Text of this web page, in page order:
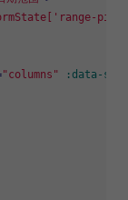
"columns"
:data-